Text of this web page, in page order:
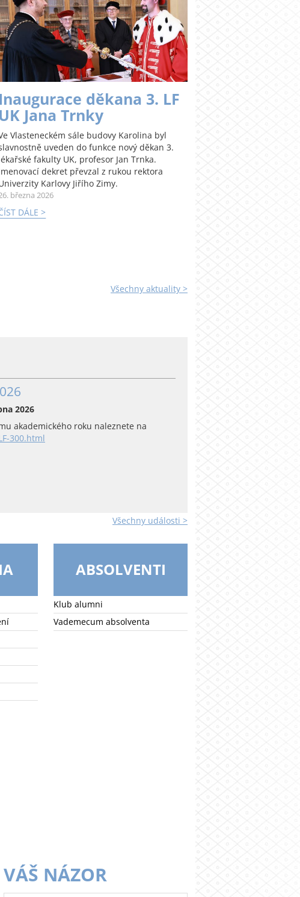
Inaugurace děkana 3. LF
UK Jana Trnky
Vlasteneckém sále budovy Karolina byl
uveden do funkce nový děkan 3.
fakulty UK, profesor Jan Trnka.
dekret převzal z rukou rektora
Karlovy Jiřího Zimy.
března 2026
DÁLE >
Všechny aktuality >
2026
akademického roku naleznete na
300.html
Všechny události >
ABSOLVENTI
Klub alumni
Vademecum absolventa
VÁŠ NÁZOR